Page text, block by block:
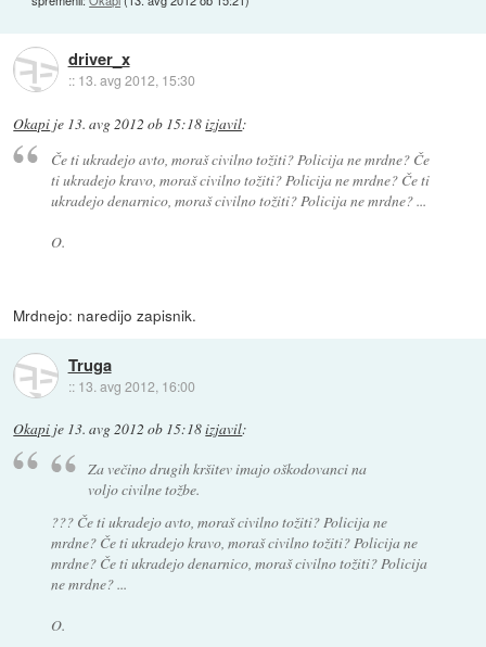
driver_x
:: 13. avg 2012, 15:30
Okapi je 13. avg 2012 ob 15:18izjavil:
Če ti ukradejo avto, moraš civilno tožiti? Policija ne mrdne? Če
ti ukradejo kravo, moraš civilno tožiti? Policija ne mrdne? Če ti
ukradejo denarnico, moraš civilno tožiti? Policija ne mrdne? ...
O.
Mrdnejo: naredijo zapisnik.
Truga
:: 13. avg 2012, 16:00
Okapi je 13. avg 2012 ob 15:18izjavil:
Za večino drugih kršitev imajo oškodovanci na
voljo civilne tožbe.
??? Če ti ukradejo avto, moraš civilno tožiti? Policija ne
mrdne? Če ti ukradejo kravo, moraš civilno tožiti? Policija ne
mrdne? Če ti ukradejo denarnico, moraš civilno tožiti? Policija
ne mrdne? ...
O.